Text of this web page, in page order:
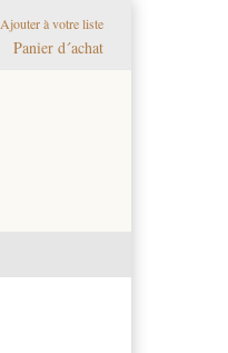
Ajouter à votre liste
Panier d´achat